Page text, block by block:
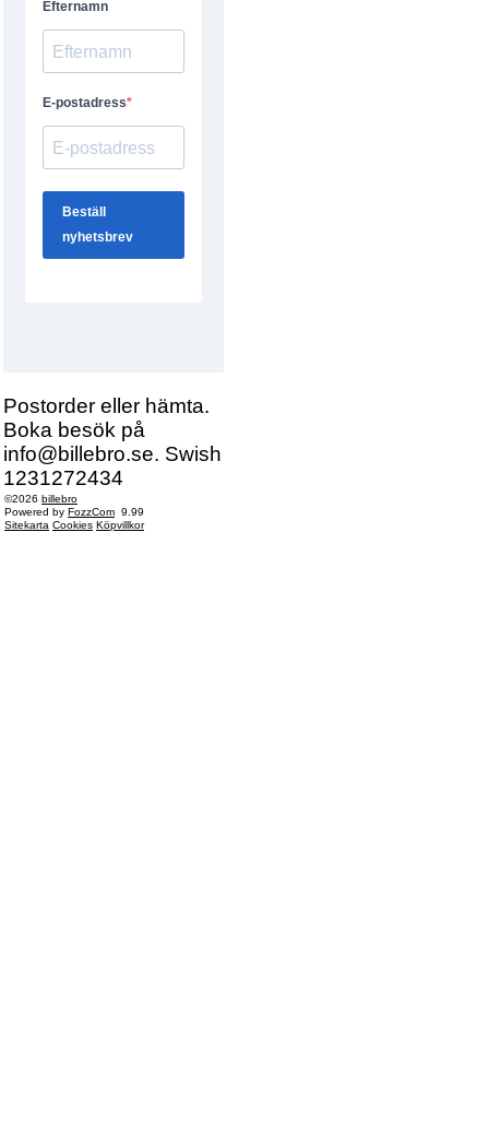
Postorder eller hämta.
Boka besök på
info@billebro.se. Swish
1231272434
©2026 billebro
Powered by FozzCom 9.99
Sitekarta Cookies Köpvillkor